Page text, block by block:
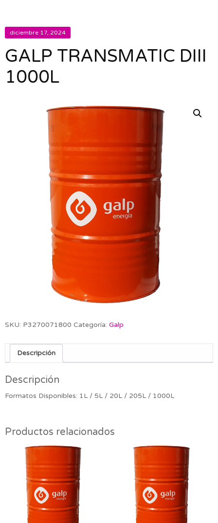
diciembre 17, 2024
GALP TRANSMATIC DIII
1000L
SKU: P3270071800 Categoría: Galp
Descripción
Descripción
Formatos Disponibles: 1L / 5L / 20L / 205L / 1000L
Productos relacionados